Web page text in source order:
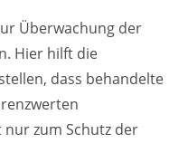
Überwachung der
Hier hilft die
dass behandelte
zum Schutz der